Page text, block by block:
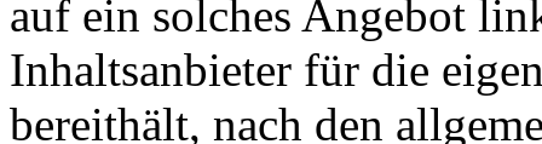
auf ein solches Angebot
Inhaltsanbieter für die
bereithält, nach den